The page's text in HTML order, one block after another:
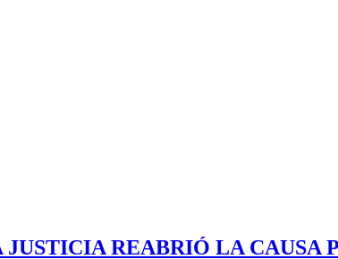
REABRIÓ LA CAUSA